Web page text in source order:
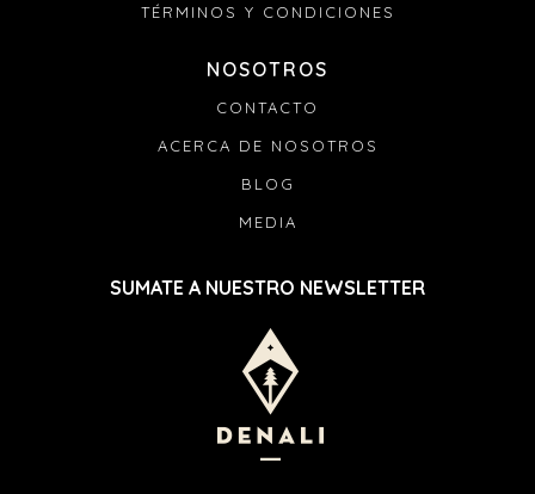
TÉRMINOS Y CONDICIONES
NOSOTROS
CONTACTO
ACERCA DE NOSOTROS
BLOG
MEDIA
SUMATE A NUESTRO NEWSLETTER